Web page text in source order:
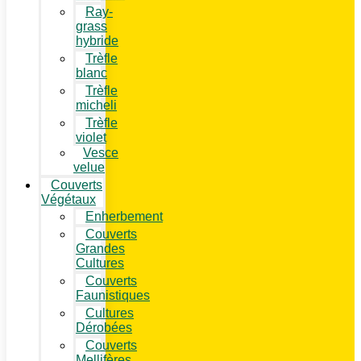
Ray-
grass
hybride
Trèfle
blanc
Trèfle
micheli
Trèfle
violet
Vesce
velue
Couverts
Végétaux
Enherbement
Couverts
Grandes
Cultures
Couverts
Faunistiques
Cultures
Dérobées
Couverts